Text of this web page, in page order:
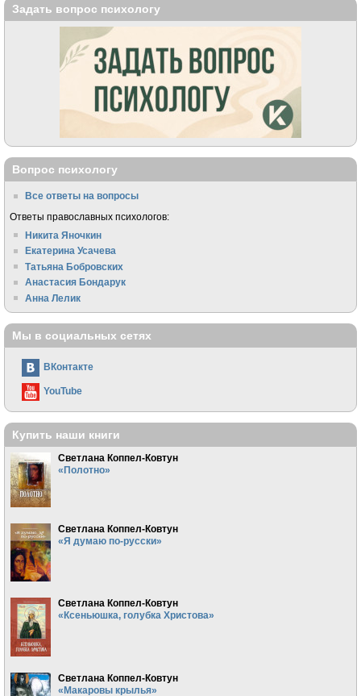
Задать вопрос психологу
Вопрос психологу
Все ответы на вопросы
Ответы православных психологов:
Никита Яночкин
Екатерина Усачева
Татьяна Бобровских
Анастасия Бондарук
Анна Лелик
Мы в социальных сетях
ВКонтакте
YouTube
Купить наши книги
Светлана Коппел-Ковтун
«Полотно»
Светлана Коппел-Ковтун
«Я думаю по-русски»
Светлана Коппел-Ковтун
«Ксеньюшка, голубка Христова»
Светлана Коппел-Ковтун
«Макаровы крылья»